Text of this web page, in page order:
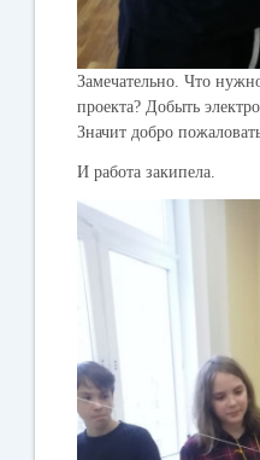
Замечательно. Что
проекта? Добыть
Значит добро
И работа закипела.